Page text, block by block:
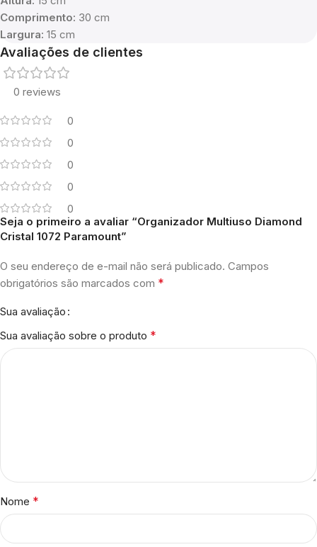
Comprimento: 30 cm
Largura: 15 cm
Avaliações de clientes
0 reviews
0
0
0
0
0
Seja o primeiro a avaliar “Organizador Multiuso Diamond
Cristal 1072 Paramount”
O seu endereço de e-mail não será publicado. Campos
obrigatórios são marcados com *
Sua avaliação
Sua avaliação sobre o produto *
Nome *